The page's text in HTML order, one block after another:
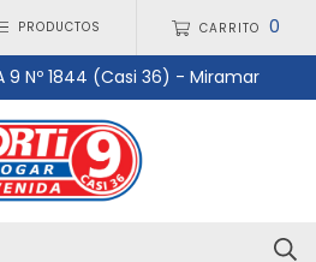
PRODUCTOS CARRITO 0
9 Nº 1844 (Casi 36) - Miramar